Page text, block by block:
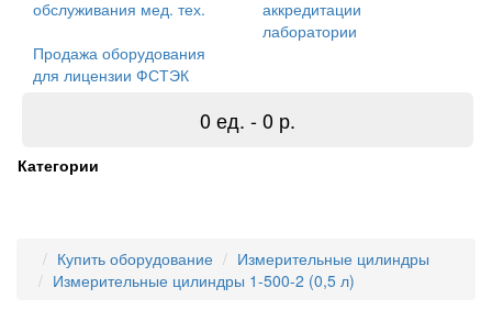
обслуживания мед. тех.
аккредитации
лаборатории
Продажа оборудования
для лицензии ФСТЭК
0 ед. - 0 р.
Категории
Купить оборудование
Измерительные цилиндры
Измерительные цилиндры 1-500-2 (0,5 л)